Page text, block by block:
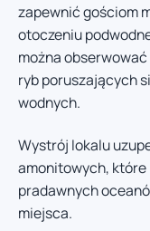
zapewnić gościom
otoczeniu
można
ryb poruszających
wodnych.
Wystrój lokalu
amonitowych,
pradawnych
miejsca.